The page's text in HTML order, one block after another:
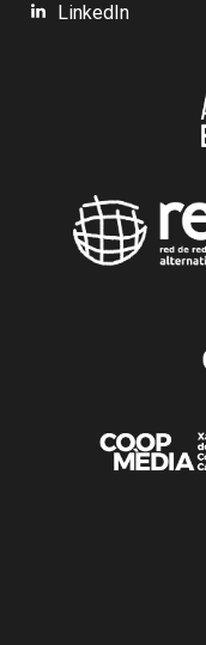
LinkedIn